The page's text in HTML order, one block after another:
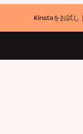
Kinstaをお試し